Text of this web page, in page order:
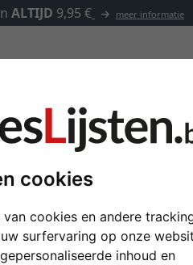
cookies
cookies en andere
surfervaring op onze
inhoud en
ALTIJD 9,95 € meer informatie
partouts
Houten kader
Houten fotokader in